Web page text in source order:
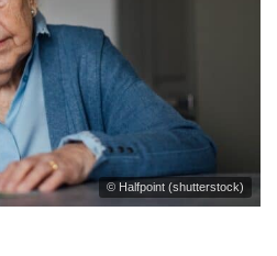
© Halfpoint (shutterstock)